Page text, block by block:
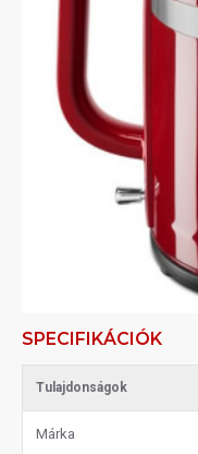
SPECIFIKÁCIÓK
Tulajdonságok
Márka